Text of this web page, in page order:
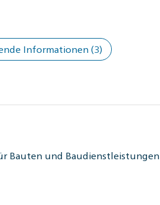
Informationen (3)
Bauten und Baudienstleistungen